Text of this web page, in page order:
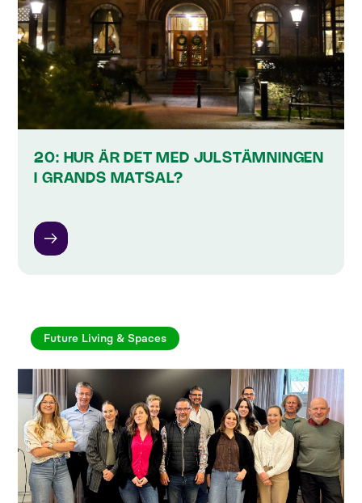
20: HUR ÄR DET MED JULSTÄMNINGEN
I GRANDS MATSAL?
Future Living & Spaces